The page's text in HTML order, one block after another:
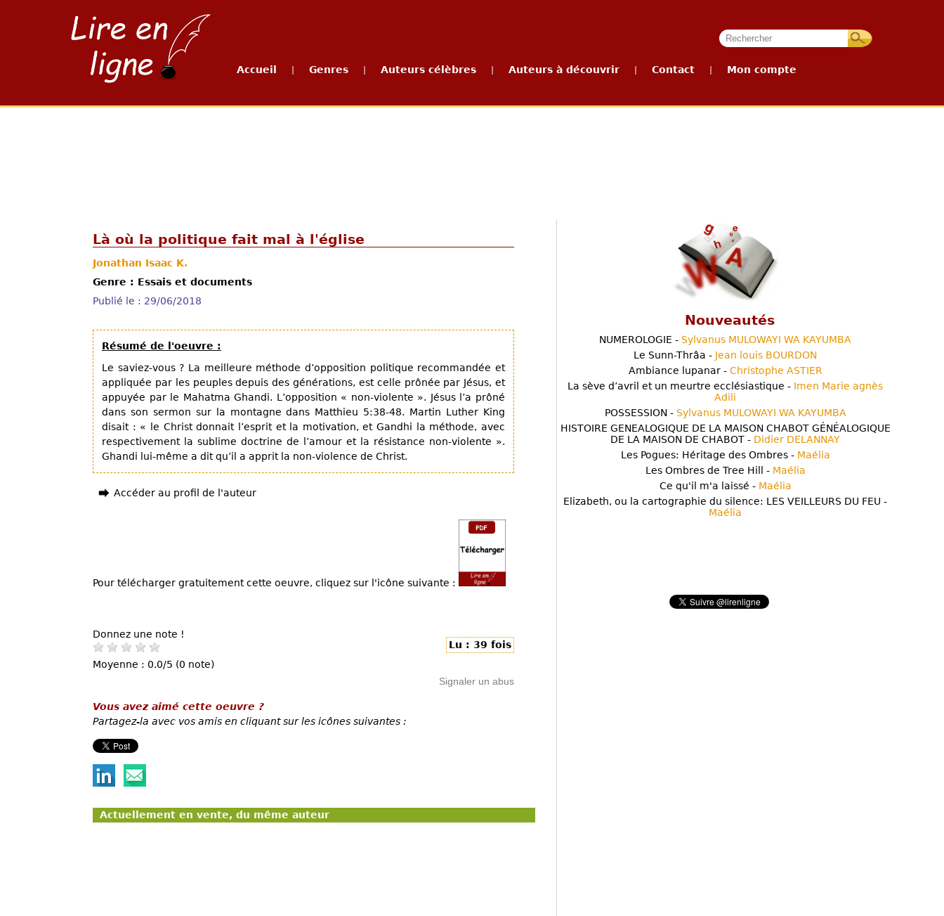
Accueil Genres Auteurs célèbres Auteurs à découvrir Contact Mon compte
Là où la politique fait mal à l'église
Jonathan Isaac K.
Genre : Essais et documents
Publié le : 29/06/2018
Résumé de l'oeuvre :
Le saviez-vous ? La meilleure méthode d’opposition politique recommandée et
appliquée par les peuples depuis des générations, est celle prônée par Jésus, et
appuyée par le Mahatma Ghandi. L’opposition « non-violente ». Jésus l’a prôné
dans son sermon sur la montagne dans Matthieu 5:38-48. Martin Luther King
disait : « le Christ donnait l’esprit et la motivation, et Gandhi la méthode, avec
respectivement la sublime doctrine de l’amour et la résistance non-violente ».
Ghandi lui-même a dit qu’il a apprit la non-violence de Christ.
Accéder au profil de l'auteur
Pour télécharger gratuitement cette oeuvre, cliquez sur l'icône suivante :
Donnez une note !
Moyenne : 0.0/5 (0 note)
Lu : 39 fois
Signaler un abus
Vous avez aimé cette oeuvre ?
Partagez-la avec vos amis en cliquant sur les icônes suivantes :
Actuellement en vente, du même auteur
Nouveautés
NUMEROLOGIE - Sylvanus MULOWAYI WA KAYUMBA
Le Sunn-Thrâa - Jean louis BOURDON
Ambiance lupanar - Christophe ASTIER
La sève d’avril et un meurtre ecclésiastique - Imen Marie agnès
Adili
POSSESSION - Sylvanus MULOWAYI WA KAYUMBA
HISTOIRE GENEALOGIQUE DE LA MAISON CHABOT GÉNÉALOGIQUE
DE LA MAISON DE CHABOT - Didier DELANNAY
Les Pogues: Héritage des Ombres - Maélia
Les Ombres de Tree Hill - Maélia
Ce qu'il m'a laissé - Maélia
Elizabeth, ou la cartographie du silence: LES VEILLEURS DU FEU -
Maélia